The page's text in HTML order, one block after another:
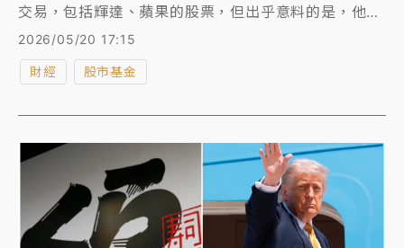
交易，包括輝達、蘋果的股票，但出乎意料的是，他還
入股日本知名迴轉壽司連鎖店藏壽司（Kura Sushi），
消息一出，除了藏壽司股價大漲逾5%之外，子公司亞
洲藏壽司（2754）今天股價也開高走高，終場鎖住漲
2026/05/20 17:15
財經 股市基金